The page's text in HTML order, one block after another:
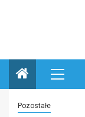
Menu
Pozostałe